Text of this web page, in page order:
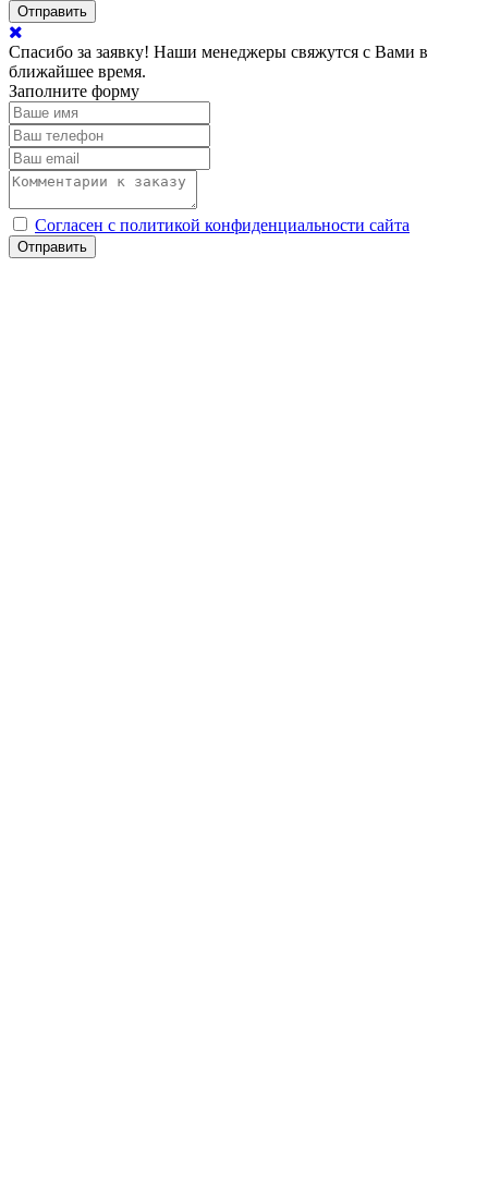
Отправить
Спасибо за заявку! Наши менеджеры свяжутся с Вами в
ближайшее время.
Заполните форму
Согласен с политикой конфиденциальности сайта
Отправить